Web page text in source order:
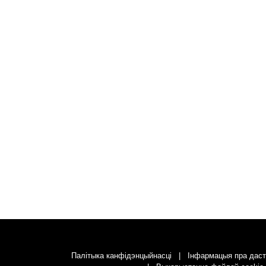
Палітыка канфідэнцыйнасці
Інфармацыя пра